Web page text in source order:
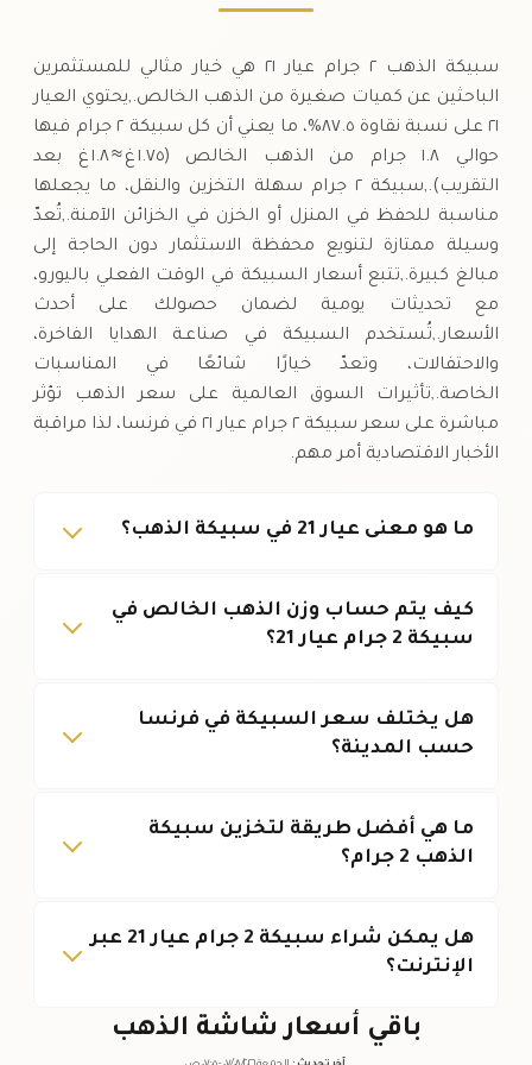
سبيكة الذهب ٢ جرام عيار ٢١ هي خيار مثالي للمستثمرين
الباحثين عن كميات صغيرة من الذهب الخالص.,يحتوي العيار
٢١ على نسبة نقاوة ٨٧.٥%، ما يعني أن كل سبيكة ٢ جرام فيها
حوالي ١.٨ جرام من الذهب الخالص (١.٧٥ غ ≈ ١.٨ غ بعد
التقريب).,سبيكة ٢ جرام سهلة التخزين والنقل، ما يجعلها
مناسبة للحفظ في المنزل أو الخزن في الخزائن الآمنة.,تُعدّ
وسيلة ممتازة لتنويع محفظة الاستثمار دون الحاجة إلى
مبالغ كبيرة.,تتبع أسعار السبيكة في الوقت الفعلي باليورو،
مع تحديثات يومية لضمان حصولك على أحدث
الأسعار.,تُستخدم السبيكة في صناعـة الهدايا الفاخرة،
والاحتفالات، وتعدّ خيارًا شائعًا في المناسبات
الخاصة.,تأثيرات السوق العالمية على سعر الذهب تؤثر
مباشرة على سعر سبيكة ٢ جرام عيار ٢١ في فرنسا، لذا مراقبة
الأخبار الاقتصادية أمر مهم.
ما هو معنى عيار 21 في سبيكة الذهب؟
كيف يتم حساب وزن الذهب الخالص في
سبيكة 2 جرام عيار 21؟
هل يختلف سعر السبيكة في فرنسا
حسب المدينة؟
ما هي أفضل طريقة لتخزين سبيكة
الذهب 2 جرام؟
هل يمكن شراء سبيكة 2 جرام عيار 21 عبر
الإنترنت؟
باقي أسعار شاشة الذهب